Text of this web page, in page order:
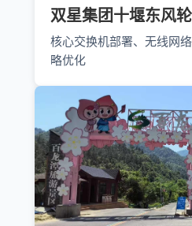
双星集团十堰东风
核心交换机部署、无线网
略优化